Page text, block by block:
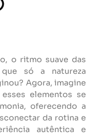
o ritmo suave das
só a natureza
Agora, imagine
elementos se
oferecendo a
da rotina e
autêntica e